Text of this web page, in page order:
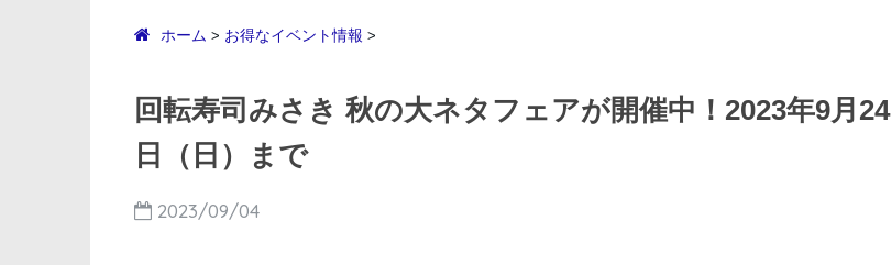
ホーム > お得なイベント情報 >
回転寿司みさき 秋の大ネタフェアが開催中！2023年9月24
日（日）まで
2023/09/04